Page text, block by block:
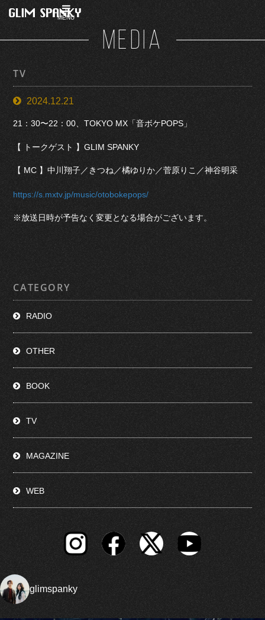
MENU
MEDIA
TV
2024.12.21
21：30〜22：00、TOKYO MX「音ボケPOPS」
【 トークゲスト 】GLIM SPANKY
【 MC 】中川翔子／きつね／橘ゆりか／菅原りこ／神谷明采
https://s.mxtv.jp/music/otobokepops/
※放送日時が予告なく変更となる場合がございます。
CATEGORY
RADIO
OTHER
BOOK
TV
MAGAZINE
WEB
glimspanky